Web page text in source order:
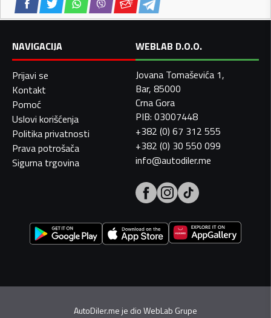
NAVIGACIJA
Prijavi se
Kontakt
Pomoć
Uslovi korišćenja
Politika privatnosti
Prava potrošača
Sigurna trgovina
WEBLAB D.O.O.
Jovana Tomaševića 1,
Bar, 85000
Crna Gora
PIB: 03007448
+382 (0) 67 312 555
+382 (0) 30 550 099
info@autodiler.me
AutoDiler.me je dioWebLab Grupe